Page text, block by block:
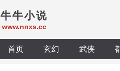
牛牛小说
www.nnxs.cc
首页 玄幻 武侠